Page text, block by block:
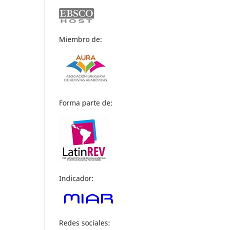
Miembro de:
Forma parte de:
Indicador:
Redes sociales: